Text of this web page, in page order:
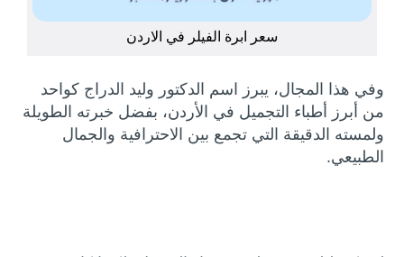
سعر ابرة الفيلر في الاردن
وفي هذا المجال، يبرز اسم الدكتور وليد الدراج كواحد
من أبرز أطباء التجميل في الأردن، بفضل خبرته الطويلة
ولمسته الدقيقة التي تجمع بين الاحترافية والجمال
الطبيعي.